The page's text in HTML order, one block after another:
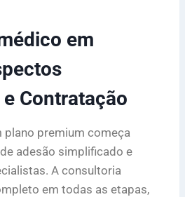
em
Contratação
plano premium começa
adesão simplificado e
A consultoria
em todas as etapas,